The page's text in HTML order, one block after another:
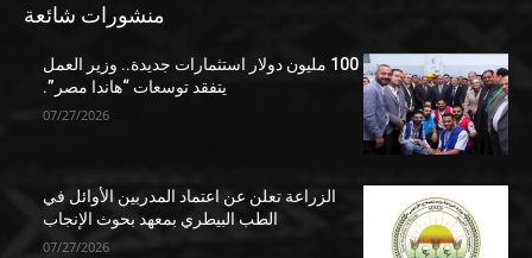
منشورات شائعة
100 مليون دولار استثمارات جديدة.. وزير العمل
يتفقد توسعات “هاندا مصر”.
07/27/2026
الزراعة تعلن عن اعتماد المدربين الأوائل في
الطب البيطري بمعهد بحوث الإنجاب
07/27/2026